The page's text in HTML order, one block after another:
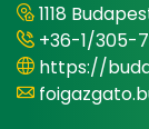
1118
+36-1/305-
https://